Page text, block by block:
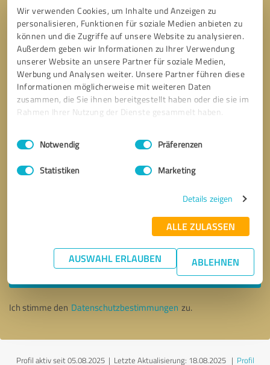
Wir verwenden Cookies, um Inhalte und Anzeigen zu
personalisieren, Funktionen für soziale Medien anbieten zu
können und die Zugriffe auf unsere Website zu analysieren.
Außerdem geben wir Informationen zu Ihrer Verwendung
unserer Website an unsere Partner für soziale Medien,
Werbung und Analysen weiter. Unsere Partner führen diese
Informationen möglicherweise mit weiteren Daten
zusammen, die Sie ihnen bereitgestellt haben oder die sie im
Rahmen Ihrer Nutzung der Dienste gesammelt haben.
Impressum Datenschutzbestimmungen
Einwilligungsauswahl
Notwendig Präferenzen
Statistiken Marketing
Details zeigen
ALLE ZULASSEN
AUSWAHL ERLAUBEN ABLEHNEN
Ich stimme den Datenschutzbestimmungen zu.
Profil aktiv seit 05.08.2025 | Letzte Aktualisierung: 18.08.2025| Profil